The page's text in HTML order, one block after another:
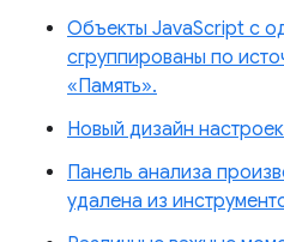
Объекты JavaScript с
сгруппированы по
«Память».
Новый дизайн настроек
Панель анализа
удалена из